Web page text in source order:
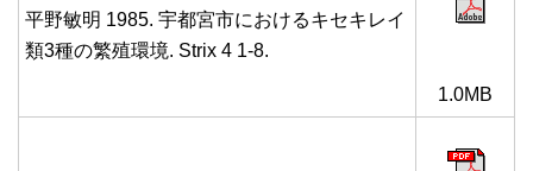
平野敏明 1985. 宇都宮市におけるキセキレイ
類3種の繁殖環境. Strix 4 1-8.
1.0MB